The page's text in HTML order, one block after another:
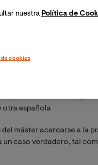
Cuatrecasas,
otra española
máster acercarse a la
caso verdadero, tal
nuestra Política de
cookies